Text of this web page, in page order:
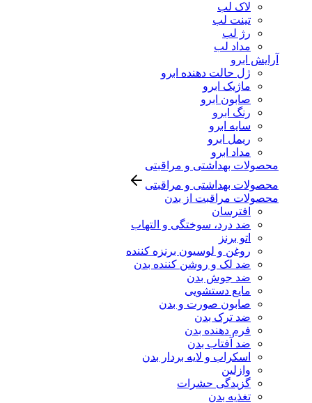
لاک لب
تینت لب
رژ لب
مداد لب
آرایش ابرو
ژل حالت دهنده ابرو
ماژیک ابرو
صابون ابرو
رنگ ابرو
سایه ابرو
ریمل ابرو
مداد ابرو
محصولات بهداشتی و مراقبتی
محصولات بهداشتی و مراقبتی
محصولات مراقبت از بدن
افترسان
ضد درد، سوختگی و التهاب
اتو برنز
روغن و لوسیون برنزه کننده
ضد لک و روشن کننده بدن
ضد جوش بدن
مایع دستشویی
صابون صورت و بدن
ضد ترک بدن
فرم دهنده بدن
ضد آفتاب بدن
اسکراب و لایه بردار بدن
وازلین
گزیدگی حشرات
تغذیه بدن